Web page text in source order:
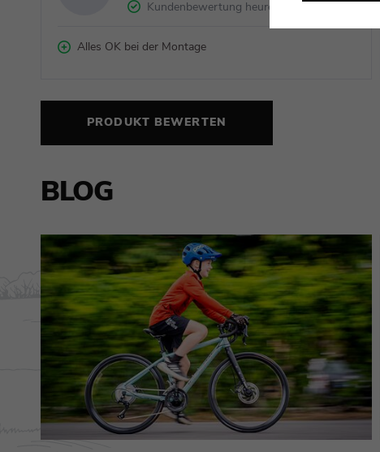
Kundenbewertung heureka.cz
Alles OK bei der Montage
PRODUKT BEWERTEN
BLOG